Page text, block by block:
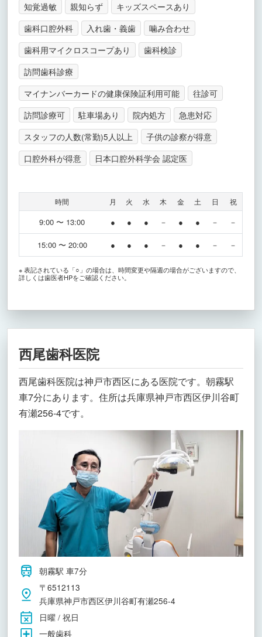
知覚過敏
親知らず
キッズスペースあり
歯科口腔外科
入れ歯・義歯
噛み合わせ
歯科用マイクロスコープあり
歯科検診
訪問歯科診療
マイナンバーカードの健康保険証利用可能
往診可
訪問診療可
駐車場あり 院内処方
急患対応
スタッフの人数(常勤)5人以上
子供の診察が得意
口腔外科が得意
日本口腔外科学会 認定医
時間 月 火 水 木 金 土 日 祝
9:00 〜 13:00 ● ● ● － ● ● － －
15:00 〜 20:00 ● ● ● － ● ● － －
※ 表記されている「○」の場合は、時間変更や隔週の場合がございますので、
詳しくは歯医者HPをご確認ください。
西尾歯科医院
西尾歯科医院は神戸市西区にある医院です。朝霧駅
車7分にあります。住所は兵庫県神戸市西区伊川谷町
有瀬256-4です。
朝霧駅 車7分
〒6512113
兵庫県神戸市西区伊川谷町有瀬256-4
日曜 / 祝日
一般歯科